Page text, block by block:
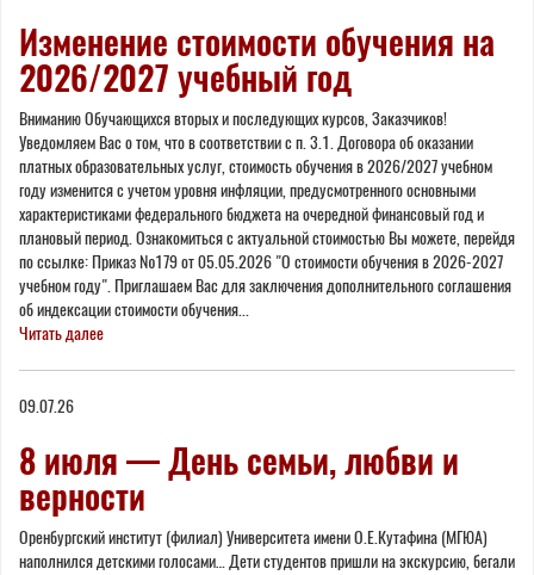
Изменение стоимости обучения на
2026/2027 учебный год
Вниманию Обучающихся вторых и последующих курсов, Заказчиков!
Уведомляем Вас о том, что в соответствии с п. 3.1. Договора об оказании
платных образовательных услуг, стоимость обучения в 2026/2027 учебном
году изменится с учетом уровня инфляции, предусмотренного основными
характеристиками федерального бюджета на очередной финансовый год и
плановый период. Ознакомиться с актуальной стоимостью Вы можете, перейдя
по ссылке: Приказ №179 от 05.05.2026 "О стоимости обучения в 2026-2027
учебном году". Приглашаем Вас для заключения дополнительного соглашения
об индексации стоимости обучения...
Читать далее
09.07.26
8 июля — День семьи, любви и
верности
Оренбургский институт (филиал) Университета имени О.Е.Кутафина (МГЮА)
наполнился детскими голосами… Дети студентов пришли на экскурсию, бегали